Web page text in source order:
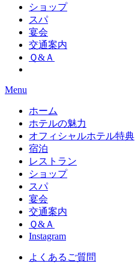
ショップ
スパ
宴会
交通案内
Ｑ&Ａ
Menu
ホーム
ホテルの魅力
オフィシャルホテル特典
宿泊
レストラン
ショップ
スパ
宴会
交通案内
Ｑ&Ａ
Instagram
よくあるご質問